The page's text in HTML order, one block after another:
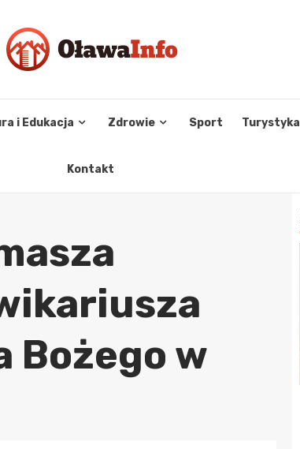
i Edukacja Zdrowie Sport Turystyka
Kontakt
Bożego w